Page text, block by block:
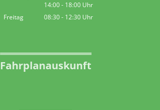
Von 08:30 bis 12:00 Uhr
14:00- 18:00 Uhr
Von 14:00 bis 18:00 Uhr
Freitag 08:30- 12:30 Uhr
Fahrplanauskunft